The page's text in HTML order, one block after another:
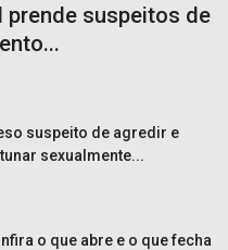
prende suspeitos de
suspeito de agredir e
sexualmente...
o que abre e o que fecha